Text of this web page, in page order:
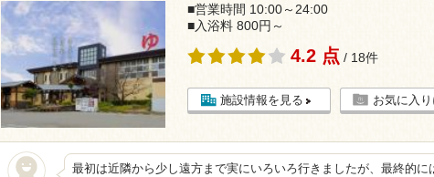
■営業時間 10:00～24:00
■入浴料 800円～
4.2 点 / 18件
施設情報を見る お気に入
最初は近隣から少し遠方まで実にいろいろ行きましたが、最終的に